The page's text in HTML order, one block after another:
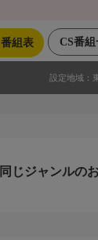
CS番
番組表
設定地域：
同じジャンルの